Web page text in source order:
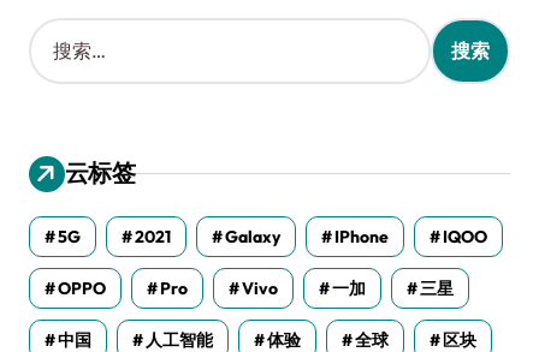
搜
索
：
云标签
5G 2021 Galaxy IPhone IQOO
OPPO Pro Vivo 一加 三星
中国 人工智能 体验 全球 区块